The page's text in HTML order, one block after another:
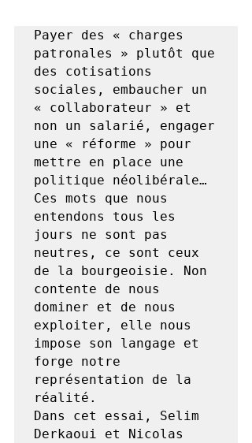
Payer des « charges
patronales » plutôt que
des cotisations
sociales, embaucher un
« collaborateur » et
non un salarié, engager
une « réforme » pour
mettre en place une
politique néolibérale…
Ces mots que nous
entendons tous les
jours ne sont pas
neutres, ce sont ceux
de la bourgeoisie. Non
contente de nous
dominer et de nous
exploiter, elle nous
impose son langage et
forge notre
représentation de la
réalité.
Dans cet essai, Selim
Derkaoui et Nicolas